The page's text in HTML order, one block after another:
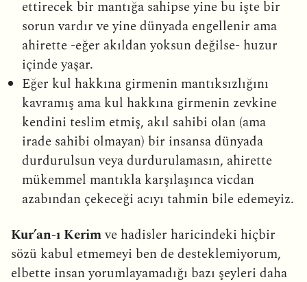
ettirecek bir mantığa sahipse yine bu işte bir
sorun vardır ve yine dünyada engellenir ama
ahirette -eğer akıldan yoksun değilse- huzur
içinde yaşar.
Eğer kul hakkına girmenin mantıksızlığını
kavramış ama kul hakkına girmenin zevkine
kendini teslim etmiş, akıl sahibi olan (ama
irade sahibi olmayan) bir insansa dünyada
durdurulsun veya durdurulamasın, ahirette
mükemmel mantıkla karşılaşınca vicdan
azabından çekeceği acıyı tahmin bile edemeyiz.
Kur’an-ı Kerimve hadisler haricindeki hiçbir
sözü kabul etmemeyi ben de desteklemiyorum,
elbette insan yorumlayamadığı bazı şeyleri daha